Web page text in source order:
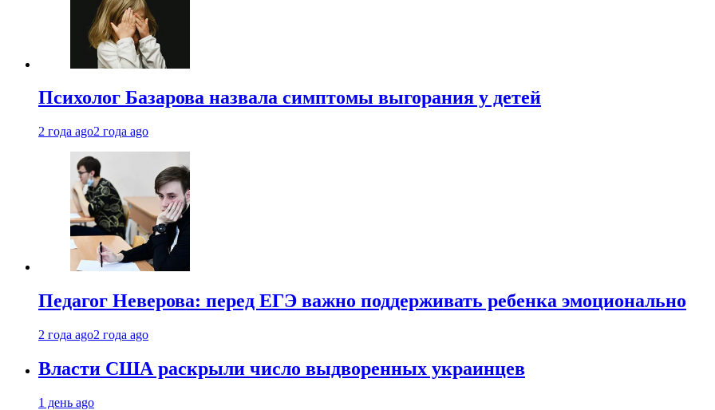
Психолог Базарова назвала симптомы выгорания у детей
2 года ago2 года ago
Педагог Неверова: перед ЕГЭ важно поддерживать ребенка эмоционально
2 года ago2 года ago
Власти США раскрыли число выдворенных украинцев
1 день ago